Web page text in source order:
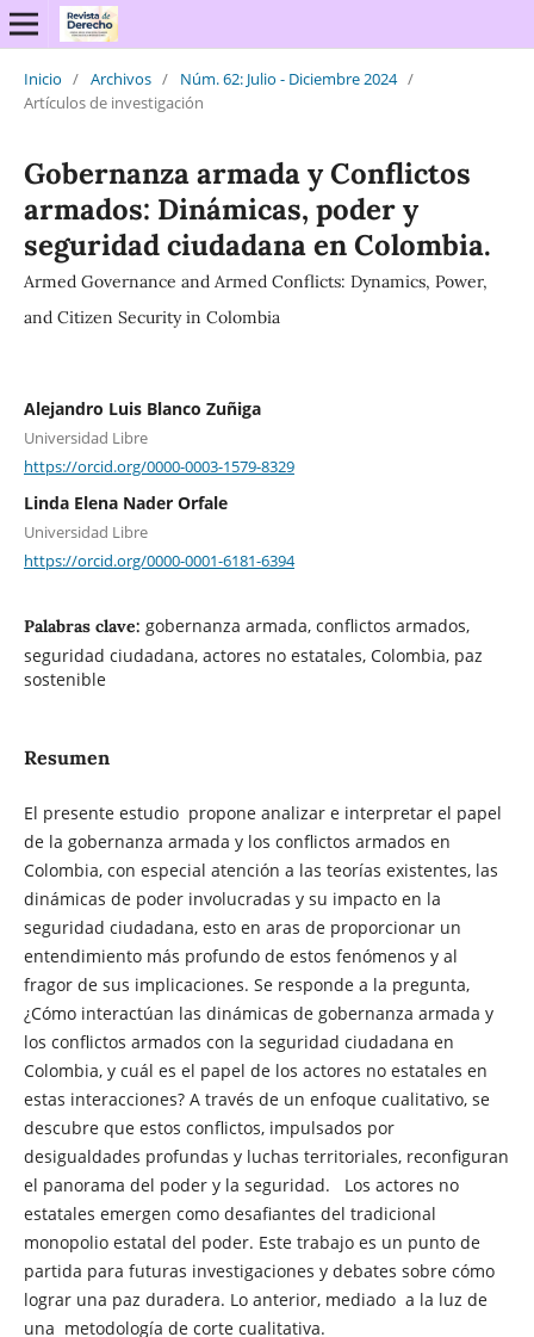
Inicio / Archivos / Núm. 62: Julio - Diciembre 2024 /
Artículos de investigación
Gobernanza armada y Conflictos
armados: Dinámicas, poder y
seguridad ciudadana en Colombia.
Armed Governance and Armed Conflicts: Dynamics, Power,
and Citizen Security in Colombia
Alejandro Luis Blanco Zuñiga
Universidad Libre
https://orcid.org/0000-0003-1579-8329
Linda Elena Nader Orfale
Universidad Libre
https://orcid.org/0000-0001-6181-6394
Palabras clave: gobernanza armada, conflictos armados,
seguridad ciudadana, actores no estatales, Colombia, paz
sostenible
Resumen
El presente estudio propone analizar e interpretar el papel
de la gobernanza armada y los conflictos armados en
Colombia, con especial atención a las teorías existentes, las
dinámicas de poder involucradas y su impacto en la
seguridad ciudadana, esto en aras de proporcionar un
entendimiento más profundo de estos fenómenos y al
fragor de sus implicaciones. Se responde a la pregunta,
¿Cómo interactúan las dinámicas de gobernanza armada y
los conflictos armados con la seguridad ciudadana en
Colombia, y cuál es el papel de los actores no estatales en
estas interacciones? A través de un enfoque cualitativo, se
descubre que estos conflictos, impulsados por
desigualdades profundas y luchas territoriales, reconfiguran
el panorama del poder y la seguridad. Los actores no
estatales emergen como desafiantes del tradicional
monopolio estatal del poder. Este trabajo es un punto de
partida para futuras investigaciones y debates sobre cómo
lograr una paz duradera. Lo anterior, mediado a la luz de
una metodología de corte cualitativa.